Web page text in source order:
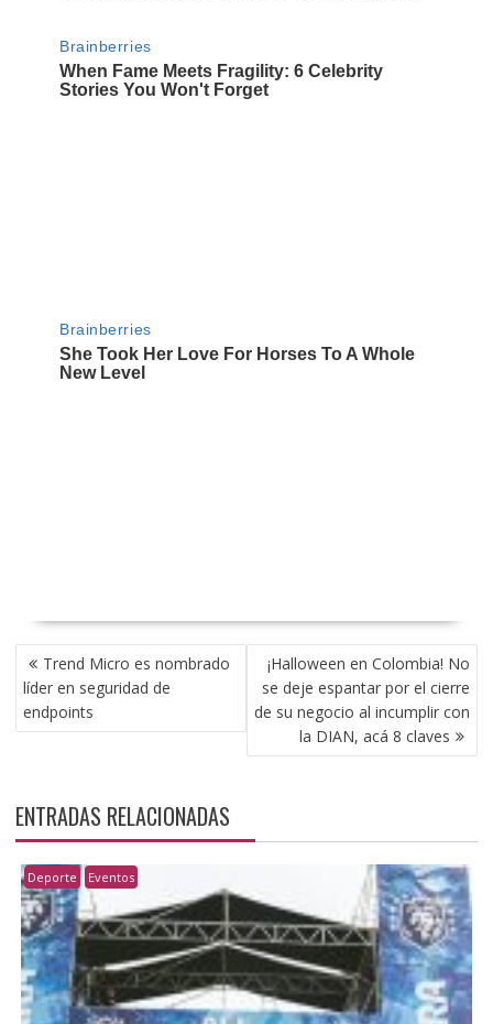
NAVEGACIÓN
DE
ENTRADAS
Trend Micro es nombrado
líder en seguridad de
endpoints
¡Halloween en Colombia! No
se deje espantar por el cierre
de su negocio al incumplir con
la DIAN, acá 8 claves
ENTRADAS RELACIONADAS
Deporte Eventos